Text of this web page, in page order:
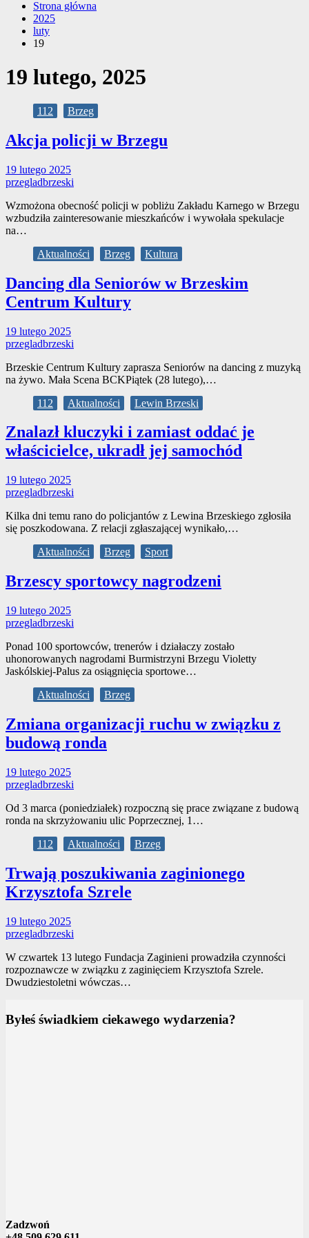
Strona główna
2025
luty
19
19 lutego, 2025
112 Brzeg
Akcja policji w Brzegu
19 lutego 2025
przegladbrzeski
Wzmożona obecność policji w pobliżu Zakładu Karnego w Brzegu
wzbudziła zainteresowanie mieszkańców i wywołała spekulacje
na…
Aktualności
Brzeg Kultura
Dancing dla Seniorów w Brzeskim
Centrum Kultury
19 lutego 2025
przegladbrzeski
Brzeskie Centrum Kultury zaprasza Seniorów na dancing z muzyką
na żywo. Mała Scena BCKPiątek (28 lutego),…
112
Aktualności Lewin Brzeski
Znalazł kluczyki i zamiast oddać je
właścicielce, ukradł jej samochód
19 lutego 2025
przegladbrzeski
Kilka dni temu rano do policjantów z Lewina Brzeskiego zgłosiła
się poszkodowana. Z relacji zgłaszającej wynikało,…
Aktualności
Brzeg Sport
Brzescy sportowcy nagrodzeni
19 lutego 2025
przegladbrzeski
Ponad 100 sportowców, trenerów i działaczy zostało
uhonorowanych nagrodami Burmistrzyni Brzegu Violetty
Jaskólskiej-Palus za osiągnięcia sportowe…
Aktualności
Brzeg
Zmiana organizacji ruchu w związku z
budową ronda
19 lutego 2025
przegladbrzeski
Od 3 marca (poniedziałek) rozpoczną się prace związane z budową
ronda na skrzyżowaniu ulic Poprzecznej, 1…
112
Aktualności Brzeg
Trwają poszukiwania zaginionego
Krzysztofa Szrele
19 lutego 2025
przegladbrzeski
W czwartek 13 lutego Fundacja Zaginieni prowadziła czynności
rozpoznawcze w związku z zaginięciem Krzysztofa Szrele.
Dwudziestoletni wówczas…
Byłeś świadkiem ciekawego wydarzenia?
Zadzwoń